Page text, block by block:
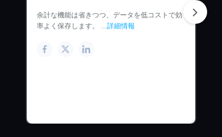
余計な機能は省きつつ、データを低コストで効
率よく保存します。 ... 詳細情報